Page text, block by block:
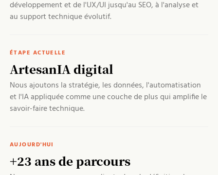
développement et de l'UX/UI jusqu'au SEO, à l'analyse et
au support technique évolutif.
ÉTAPE ACTUELLE
ArtesanIA digital
Nous ajoutons la stratégie, les données, l'automatisation
et l'IA appliquée comme une couche de plus qui amplifie le
savoir-faire technique.
AUJOURD'HUI
+23 ans de parcours